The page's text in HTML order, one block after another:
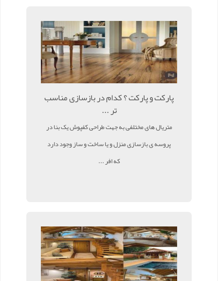
پارکت و پارکت ؟ کدام در بازسازی مناسب
تر ...
متریال های مختلفی به جهت طراحی کفپوش یک بنا در
پروسه ی بازسازی منزل و یا ساخت و ساز وجود دارد
که افر ...